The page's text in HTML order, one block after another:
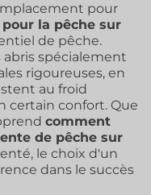
pour
la pêche sur
de pêche.
spécialement
rigoureuses, en
au froid
certain confort. Que
comment
de pêche sur
le choix d'un
dans le succès